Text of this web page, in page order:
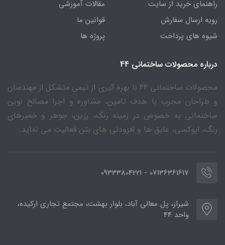
راهنمای خرید از سایت
رویه ارسال سفارش
شیوه های پرداخت
مقالات آموزشی
قوانین ما
پروژه ها
درباره محصولات ساختمانی 44
محصولات ساختمانی 44 با بهره گیری از تیمی متشکل از مهندسان
و طراحان مجرب با هدف تامین، مشاوره و اجرا مصالح نوین
ساختمانی به خصوص در زمینه رنگ، رزین، جوهر و خمیرهای
رنگ، اپوکسی، عایق ها و افزودنی های بتن فعالیت می نماید.
07136361617 - 09333804221
شیراز، پل معالی آباد، بلوار بهشت، مجتمع تجاری ارکیده،
واحد 44